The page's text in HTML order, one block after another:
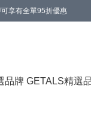
享有全單95折優惠
品牌 GETALS精選